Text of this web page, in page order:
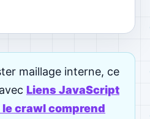
maillage interne, ce
Liens JavaScript
le crawl comprend